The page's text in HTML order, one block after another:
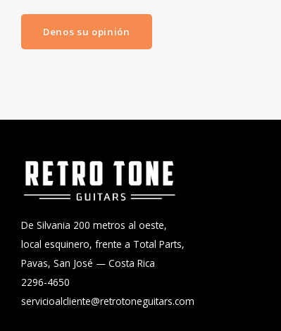
Denos su opinión
De Silvania 200 metros al oeste,
local esquinero, frente a Total Parts,
Pavas, San José — Costa Rica
2296-4650
servicioalcliente@retrotoneguitars.com